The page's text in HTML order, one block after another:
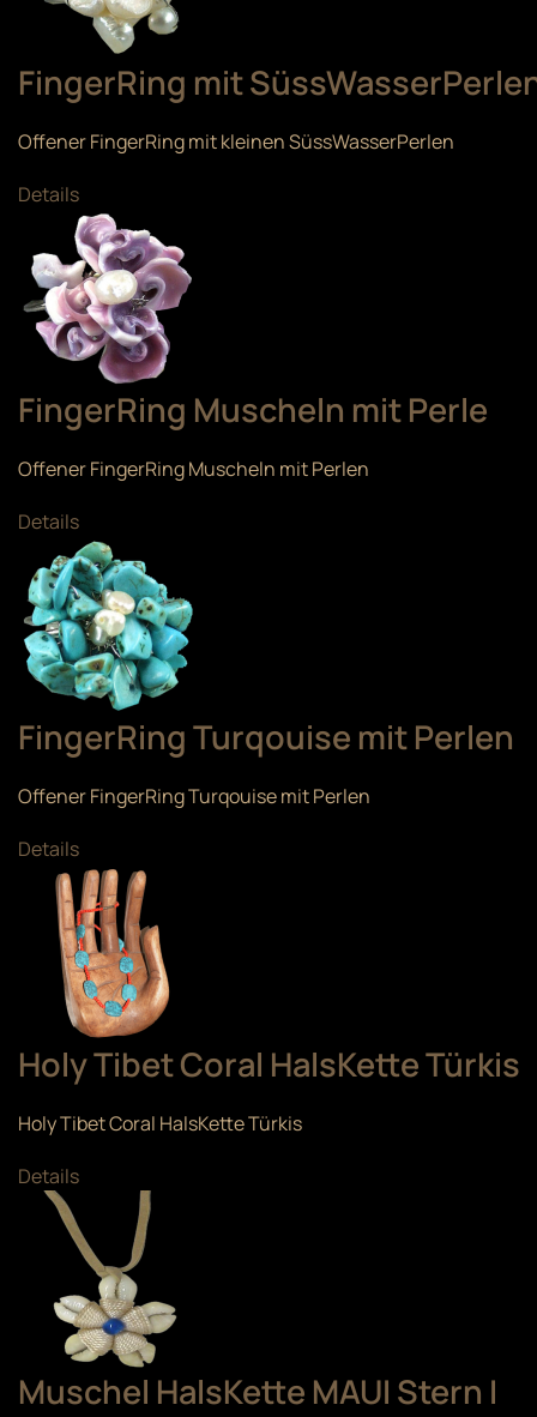
FingerRing mit
Offener FingerRing mit kleinen SüssWasserPerlen
Details
FingerRing Muscheln mit Perle
Offener FingerRing Muscheln mit Perlen
Details
FingerRing Turqouise mit Perlen
Offener FingerRing Turqouise mit Perlen
Details
Holy Tibet Coral HalsKette Türkis
Holy Tibet Coral HalsKette Türkis
Details
Muschel HalsKette MAUI Stern I